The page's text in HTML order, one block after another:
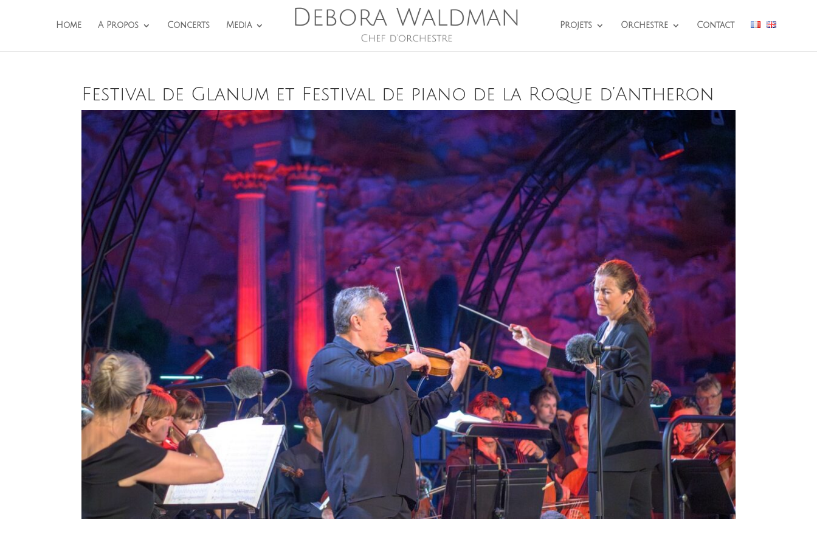
Home A Propos Concerts Media Projets Orchestre Contact
Festival de Glanum et Festival de piano de la Roque d’Antheron